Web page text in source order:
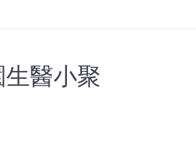
生醫小聚